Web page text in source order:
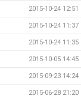
2015-10-24 12:51
2015-10-24 11:37
2015-10-24 11:35
2015-10-05 14:45
2015-09-23 14:24
2015-06-28 21:20